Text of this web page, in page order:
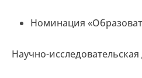
Номинация
Научно-исследовательская